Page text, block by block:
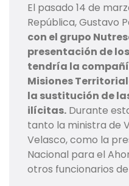
El pasado 14 de
República, Gustavo
con el grupo
presentación de
tendría la
Misiones
la sustitución de
ilícitas. Durante
tanto la ministra de
Velasco, como la
Nacional para el
otros funcionarios